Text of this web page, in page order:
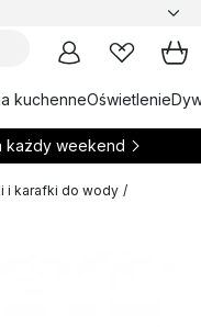
kuchenneOświetlenie
każdy weekend
i karafki do wody /